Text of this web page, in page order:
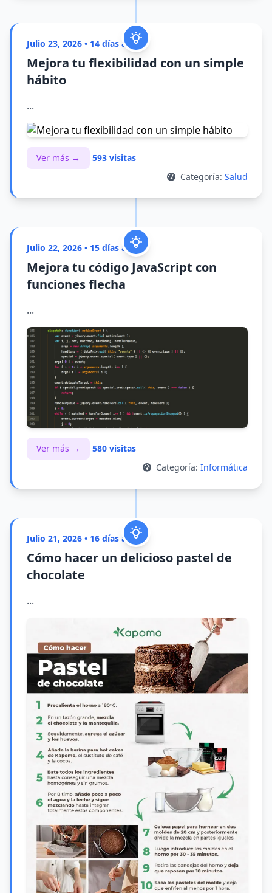
Julio 23, 2026 • 14 días atrás
Mejora tu flexibilidad con un simple
hábito
...
Ver más →
593 visitas
Categoría: Salud
Julio 22, 2026 • 15 días atrás
Mejora tu código JavaScript con
funciones flecha
...
Ver más →
580 visitas
Categoría: Informática
Julio 21, 2026 • 16 días atrás
Cómo hacer un delicioso pastel de
chocolate
...